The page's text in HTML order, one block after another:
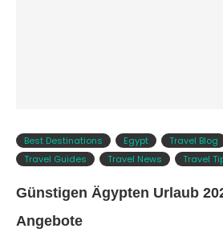
Best Destinations Egypt Travel Blog
Travel Guides
Travel News Travel
Günstigen Ägypten Urlaub
Angebote